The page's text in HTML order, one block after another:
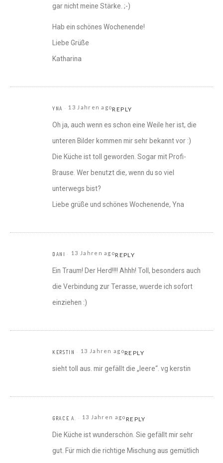
gar nicht meine Stärke. ;-)
Hab ein schönes Wochenende!
Liebe Grüße
Katharina
YNA 13 Jahren agoREPLY
Oh ja, auch wenn es schon eine Weile her ist, die
unteren Bilder kommen mir sehr bekannt vor :)
Die Küche ist toll geworden. Sogar mit Profi-
Brause. Wer benutzt die, wenn du so viel
unterwegs bist?
Liebe grüße und schönes Wochenende, Yna
DANI 13 Jahren agoREPLY
Ein Traum! Der Herd!!!! Ahhh! Toll, besonders auch
die Verbindung zur Terasse, wuerde ich sofort
einziehen :)
KERSTIN 13 Jahren agoREPLY
sieht toll aus. mir gefällt die „leere“. vg kerstin
GRACE A. 13 Jahren agoREPLY
Die Küche ist wunderschön. Sie gefällt mir sehr
gut. Für mich die richtige Mischung aus gemütlich